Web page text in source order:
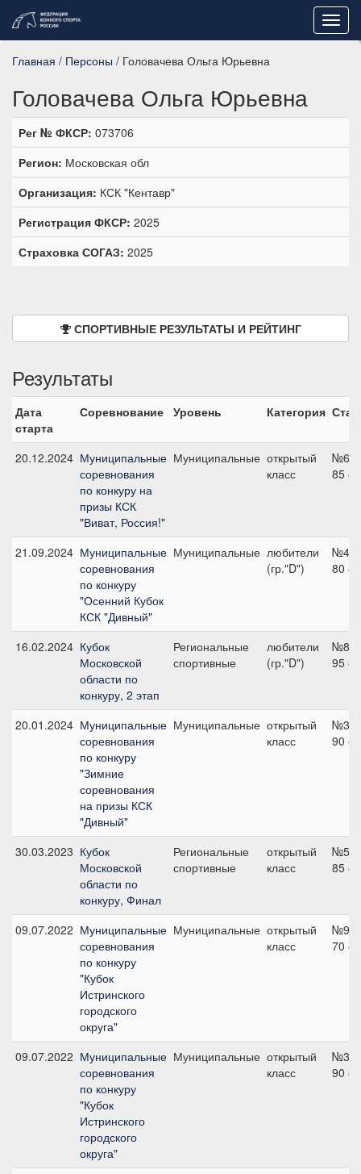
Главная / Персоны / Головачева Ольга Юрьевна
Головачева Ольга Юрьевна
Рег № ФКСР: 073706
Регион: Московская обл
Организация: КСК "Кентавр"
Регистрация ФКСР: 2025
Страховка СОГАЗ: 2025
СПОРТИВНЫЕ РЕЗУЛЬТАТЫ И РЕЙТИНГ
Результаты
Дата
старта
Соревнование Уровень Категория
20.12.2024 Муниципальные
соревнования
по конкуру на
призы КСК
"Виват, Россия!"
Муниципальные открытый
класс
№6,
85 см
21.09.2024 Муниципальные
соревнования
по конкуру
"Осенний Кубок
КСК "Дивный"
Муниципальные любители
(гр."D")
№4,
80 см
16.02.2024 Кубок
Московской
области по
конкуру, 2 этап
Региональные
спортивные
любители
(гр."D")
№8,
95 см
20.01.2024 Муниципальные
соревнования
по конкуру
"Зимние
соревнования
на призы КСК
"Дивный"
Муниципальные открытый
класс
№3,
90 см
30.03.2023 Кубок
Московской
области по
конкуру, Финал
Региональные
спортивные
открытый
класс
№5,
85 см
09.07.2022 Муниципальные
соревнования
по конкуру
"Кубок
Истринского
городского
округа"
Муниципальные открытый
класс
№9,
70 см
09.07.2022 Муниципальные
соревнования
по конкуру
"Кубок
Истринского
городского
округа"
Муниципальные открытый
класс
№3,
90 см